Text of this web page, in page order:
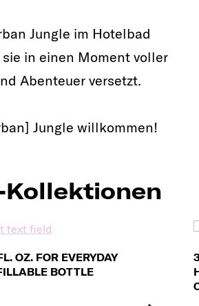
Jungle im Hotelbad
in einen Moment voller
Abenteuer versetzt.
Jungle willkommen!
OZ. FOR EVERYDAY
BOTTLE